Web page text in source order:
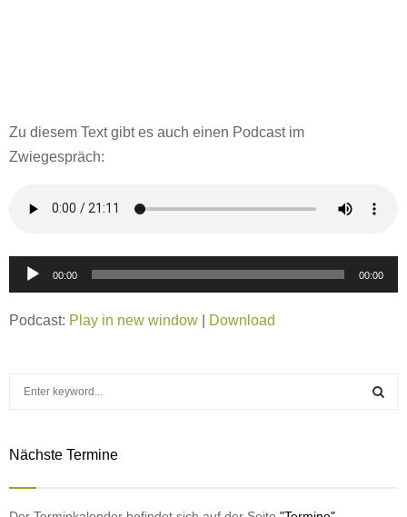
Zu diesem Text gibt es auch einen Podcast im
Zwiegespräch:
u
d
a
y
e
00:00 00:00
Podcast: Play in new window Download
cNächste Termine